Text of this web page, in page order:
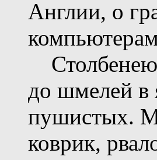
Англии, о
Столбенею,
до шмелей в
пушистых.
коврик,